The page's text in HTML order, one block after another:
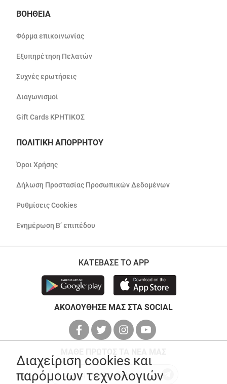
ΒΟΗΘΕΙΑ
Φόρμα επικοινωνίας
Εξυπηρέτηση Πελατών
Συχνές ερωτήσεις
Διαγωνισμοί
Gift Cards ΚΡΗΤΙΚΟΣ
ΠΟΛΙΤΙΚΗ ΑΠΟΡΡΗΤΟΥ
Όροι Χρήσης
Δήλωση Προστασίας Προσωπικών Δεδομένων
Ρυθμίσεις Cookies
Ενημέρωση Β’ επιπέδου
ΚΑΤΕΒΑΣΕ ΤΟ APP
ΑΚΟΛΟΥΘΗΣΕ ΜΑΣ ΣΤΑ SOCIAL
Διαχείριση cookies και
παρόμοιων τεχνολογιών